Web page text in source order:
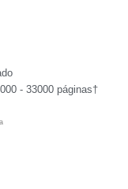
- 33000 páginas†